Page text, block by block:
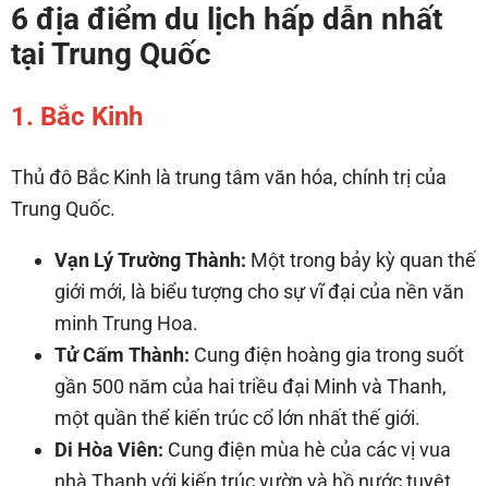
6 địa điểm du lịch hấp dẫn nhất
tại Trung Quốc
1. Bắc Kinh
Thủ đô Bắc Kinh là trung tâm văn hóa, chính trị của
Trung Quốc.
Vạn Lý Trường Thành: Một trong bảy kỳ quan thế
giới mới, là biểu tượng cho sự vĩ đại của nền văn
minh Trung Hoa.
Tử Cấm Thành: Cung điện hoàng gia trong suốt
gần 500 năm của hai triều đại Minh và Thanh,
một quần thể kiến trúc cổ lớn nhất thế giới.
Di Hòa Viên: Cung điện mùa hè của các vị vua
nhà Thanh với kiến trúc vườn và hồ nước tuyệt